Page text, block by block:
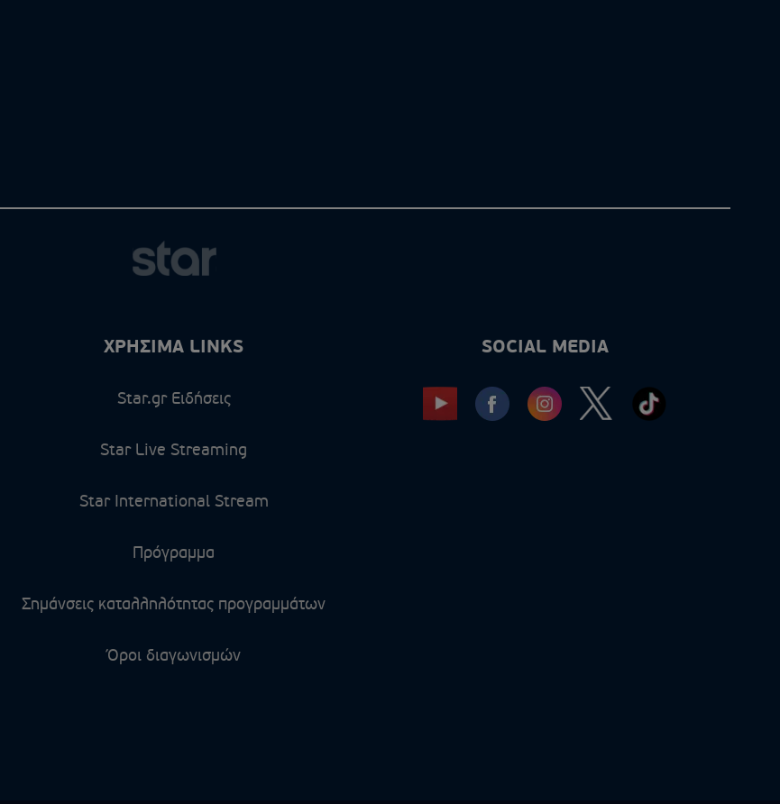
ΧΡΗΣΙΜΑ LINKS
Star.gr Ειδήσεις
Star Live Streaming
Star International Stream
Πρόγραμμα
Σημάνσεις καταλληλότητας προγραμμάτων
Όροι διαγωνισμών
SOCIAL MEDIA